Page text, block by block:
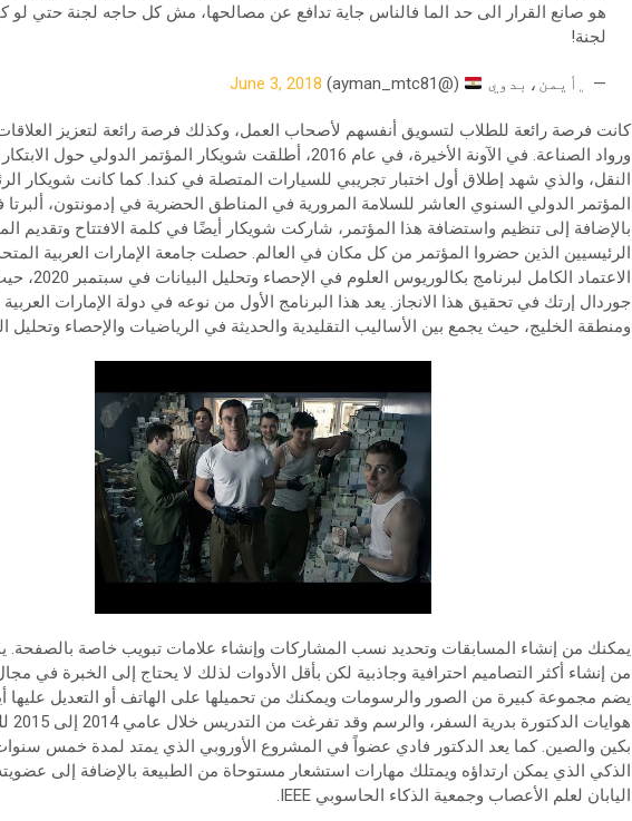
هو صانع القرار الى حد الما فالناس جاية تدافع عن مصالحها، مش كل حاجه لجنة حتي لو
لجنة!
— ‏﮼أيمن،بدوي (@ayman_mtc81)
June 3, 2018
كانت فرصة رائعة للطلاب لتسويق أنفسهم لأصحاب العمل، وكذلك فرصة رائعة لتعزيز
ورواد الصناعة. في الآونة الأخيرة، في عام 2016، أطلقت شويكار المؤتمر الدولي
النقل، والذي شهد إطلاق أول اختبار تجريبي للسيارات المتصلة في كندا. كما كانت شويكار
بالإضافة إلى تنظيم واستضافة هذا المؤتمر، شاركت شويكار أيضًا في كلمة الافتتاح وتقديم
الرئيسيين الذين حضروا المؤتمر من كل مكان في العالم. حصلت جامعة الإمارات العربية
الاعتماد الكامل
جوردال إرتك في تحقيق هذا الانجاز. يعد هذا البرنامج الأول من نوعه في دولة الإمارات العربية
ومنطقة الخليج، حيث يجمع بين الأساليب التقليدية والحديثة في الرياضيات والإحصاء وتحليل
يمكنك من إنشاء المسابقات وتحديد نسب المشاركات وإنشاء علامات تبويب خاصة بالصفحة.
من إنشاء أكثر التصاميم احترافية وجاذبية لكن بأقل الأدوات لذلك لا يحتاج إلى الخبرة في
يضم مجموعة كبيرة من الصور والرسومات ويمكنك من تحميلها على الهاتف أو التعديل عليها
بكين والصين. كما يعد الدكتور فادي عضواً في المشروع الأوروبي الذي يمتد لمدة خمس
الذكي الذي يمكن ارتداؤه ويمتلك مهارات استشعار مستوحاة من الطبيعة بالإضافة إلى
اليابان لعلم الأعصاب وجمعية الذكاء الحاسوبي IEEE.